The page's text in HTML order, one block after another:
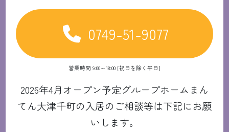
0749-51-9077
営業時間 9:00～18:00 [祝日を除く平日]
2026年4月オープン予定グループホームまん
てん大津千町の入居のご相談等は下記にお願
いします。